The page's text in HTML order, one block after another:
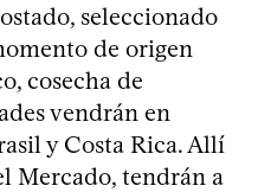
seleccionado
de origen
cosecha de
vendrán en
y Costa Rica. Allí
Mercado, tendrán a